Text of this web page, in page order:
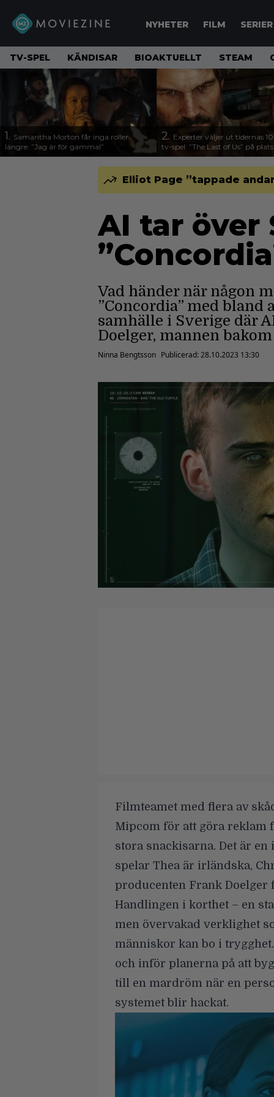
NYHETER FILM SERIER
TV-SPEL KÄNDISAR BIOAKTUELLT STEAM
1. Samantha Morton får inga roller
längre: ”Jag är för gammal”
2. Experter väljer ut tidernas
tv-spel: ”The Last of Us” på
Elliot Page ”tappade
AI tar över
Vad händer när någon
”Concordia” med
samhälle i Sverige där
Doelger, mannen
Ninna Bengtsson Publicerad:28.10.2023 13:30
Filmteamet med flera av
Mipcom för att göra reklam
stora snackisarna. Det är
spelar Thea är irländska,
producenten Frank Doelger
Handlingen i korthet – en
men övervakad verklighet
människor kan bo i
och inför planerna på att
till en mardröm när en
systemet blir hackat.